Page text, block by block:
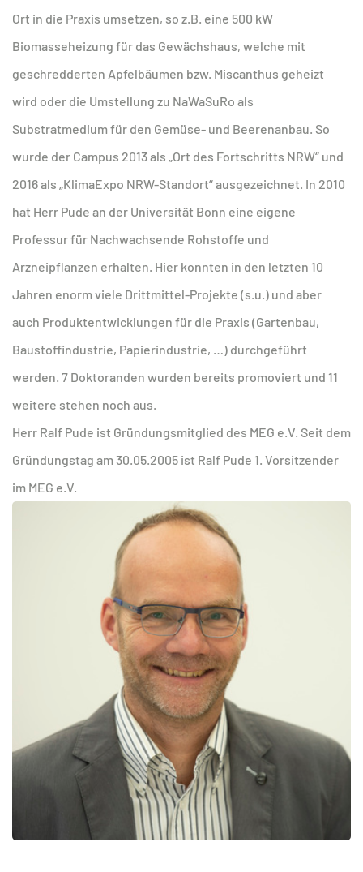
Ort in die Praxis umsetzen, so z.B. eine 500 kW
Biomasseheizung für das Gewächshaus, welche mit
geschredderten Apfelbäumen bzw. Miscanthus geheizt
wird oder die Umstellung zu NaWaSuRo als
Substratmedium für den Gemüse- und Beerenanbau. So
wurde der Campus 2013 als „Ort des Fortschritts NRW“ und
2016 als „KlimaExpo NRW-Standort“ ausgezeichnet. In 2010
hat Herr Pude an der Universität Bonn eine eigene
Professur für Nachwachsende Rohstoffe und
Arzneipflanzen erhalten. Hier konnten in den letzten 10
Jahren enorm viele Drittmittel-Projekte (s.u.) und aber
auch Produktentwicklungen für die Praxis (Gartenbau,
Baustoffindustrie, Papierindustrie, …) durchgeführt
werden. 7 Doktoranden wurden bereits promoviert und 11
weitere stehen noch aus.
Herr Ralf Pude ist Gründungsmitglied des MEG e.V. Seit dem
Gründungstag am 30.05.2005 ist Ralf Pude 1. Vorsitzender
im MEG e.V.